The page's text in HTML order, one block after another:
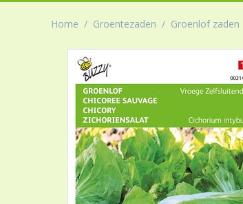
Home / Groentezaden / Groenlof zaden